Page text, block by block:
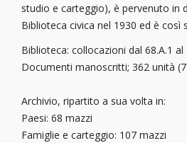
studio e carteggio), è pervenuto in
Biblioteca civica nel 1930 ed è così
Biblioteca: collocazioni dal 68.A.1 al
Documenti manoscritti; 362 unità
Archivio, ripartito a sua volta in:
Paesi: 68 mazzi
Famiglie e carteggio: 107 mazzi